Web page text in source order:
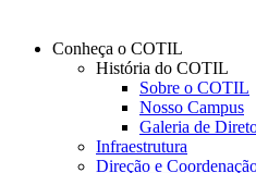
Conheça o COTIL
História do COTIL
Sobre o COTIL
Nosso Campus
Galeria de
Infraestrutura
Direção e